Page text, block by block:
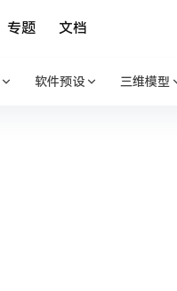
专题 文档
软件预设 三维模型